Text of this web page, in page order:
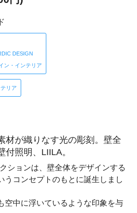
DESIGN
ン・インテリア
リア
材が織りなす光の彫刻。壁全
照明、LIILA。
ションは、壁全体をデザインする
うコンセプトのもとに誕生しまし
空中に浮いているような印象を与